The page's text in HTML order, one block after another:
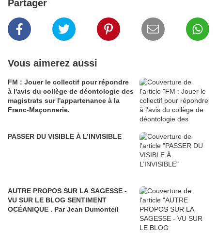
Partager
Vous aimerez aussi
FM : Jouer le collectif pour répondre
à l'avis du collège de déontologie des
magistrats sur l'appartenance à la
Franc-Maçonnerie.
PASSER DU VISIBLE À L’INVISIBLE
AUTRE PROPOS SUR LA SAGESSE -
VU SUR LE BLOG SENTIMENT
OCÉANIQUE . Par Jean Dumonteil